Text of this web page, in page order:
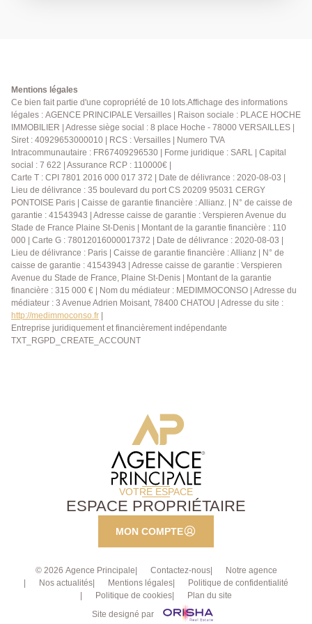
(possibilité 3), bureau, salle de bains avec douche et
baignoire, buanderie. Nombreux rangements. Une
cave vient compléter ce bien rare à la vente. Vous
serez séduits par l'emplacement, le charme et la
luminosité de ce bien. A visiter sans tarder.
Exclusivité.
Mentions légales
Ce bien fait partie d'une copropriété de 10 lots.Affichage des informations
légales : AGENCE PRINCIPALE Versailles | Raison sociale : PLACE HOCHE
IMMOBILIER | Adresse siège social : 8 place Hoche - 78000 VERSAILLES |
Siret : 40929653000010 | RCS : Versailles | Numero TVA
Intracommunautaire : FR67409296530 | Forme juridique : SARL | Capital
social : 7 622 | Assurance RCP : 110000€ |
Carte T : CPI 7801 2016 000 017 372 | Date de délivrance : 2020-08-03 |
Lieu de délivrance : 35 boulevard du port CS 20209 95031 CERGY
PONTOISE Paris | Caisse de garantie financière : Allianz. | N° de caisse de
garantie : 41543943 | Adresse caisse de garantie : Verspieren Avenue du
Stade de France Plaine St-Denis | Montant de la garantie financière : 110
000 | Carte G : 78012016000017372 | Date de délivrance : 2020-08-03 |
Lieu de délivrance : Paris | Caisse de garantie financière : Allianz | N° de
caisse de garantie : 41543943 | Adresse caisse de garantie : Verspieren
Avenue du Stade de France, Plaine St-Denis | Montant de la garantie
financière : 315 000 € | Nom du médiateur : MEDIMMOCONSO | Adresse du
médiateur : 3 Avenue Adrien Moisant, 78400 CHATOU | Adresse du site :
http://medimmoconso.fr
Entreprise juridiquement et financièrement indépendante
TXT_RGPD_CREATE_ACCOUNT
VOTRE ESPACE
ESPACE PROPRIÉTAIRE
MON COMPTE
© 2026 Agence Principale Contactez-nous
Notre agence
Nos actualités
Mentions légales
Politique de confidentialité
Politique de cookies
Plan du site
Site designé par